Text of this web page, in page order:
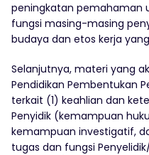
peningkatan pemahaman
fungsi masing-masing
budaya dan etos kerja yang
Selanjutnya, materi yang
Pendidikan Pembentukan
terkait (1) keahlian dan
Penyidik (kemampuan
kemampuan investigatif,
tugas dan fungsi